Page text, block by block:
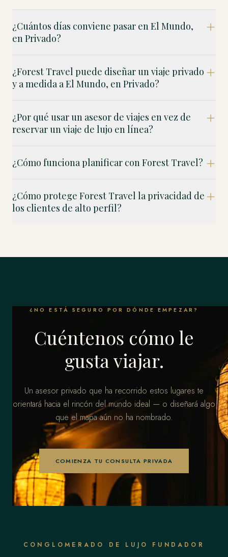
¿Cuántos días conviene pasar en El Mundo,
en Privado?
¿Forest Travel puede diseñar un viaje privado
y a medida a El Mundo, en Privado?
¿Por qué usar un asesor de viajes en vez de
reservar un viaje de lujo en línea?
¿Cómo funciona planificar con Forest Travel?
¿Cómo protege Forest Travel la privacidad de
los clientes de alto perfil?
¿NO ESTÁ SEGURO POR DÓNDE EMPEZAR?
Cuéntenos cómo le
gusta viajar.
Un asesor privado que ha recorrido estos lugares te
orientará hacia el rincón del mundo ideal — o diseñará algo
que el mapa aún no ha nombrado.
COMIENZA TU CONSULTA PRIVADA
CONGLOMERADO DE LUJO FUNDADOR